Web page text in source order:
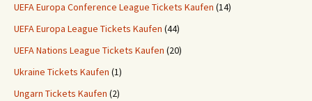
UEFA Europa Conference League Tickets Kaufen (14)
UEFA Europa League Tickets Kaufen (44)
UEFA Nations League Tickets Kaufen (20)
Ukraine Tickets Kaufen (1)
Ungarn Tickets Kaufen (2)